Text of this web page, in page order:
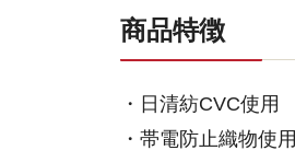
商品特徴
・日清紡CVC使用
・帯電防止織物使用